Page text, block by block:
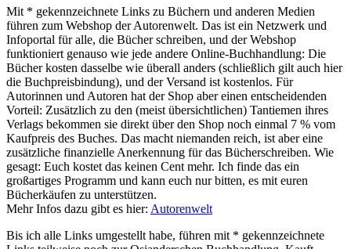
Mit * gekennzeichnete Links zu Büchern und anderen Medien
führen zum Webshop der Autorenwelt. Das ist ein Netzwerk und
Infoportal für alle, die Bücher schreiben, und der Webshop
funktioniert genauso wie jede andere Online-Buchhandlung: Die
Bücher kosten dasselbe wie überall anders (schließlich gilt auch hier
die Buchpreisbindung), und der Versand ist kostenlos. Für
Autorinnen und Autoren hat der Shop aber einen entscheidenden
Vorteil: Zusätzlich zu den (meist übersichtlichen) Tantiemen ihres
Verlags bekommen sie direkt über den Shop noch einmal 7 % vom
Kaufpreis des Buches. Das macht niemanden reich, ist aber eine
zusätzliche finanzielle Anerkennung für das Bücherschreiben. Wie
gesagt: Euch kostet das keinen Cent mehr. Ich finde das ein
großartiges Programm und kann euch nur bitten, es mit euren
Bücherkäufen zu unterstützen.
Mehr Infos dazu gibt es hier: Autorenwelt
Bis ich alle Links umgestellt habe, führen mit * gekennzeichnete